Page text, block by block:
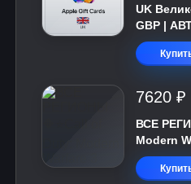
UK
GBP |
7620 ₽
ВСЕ
Modern